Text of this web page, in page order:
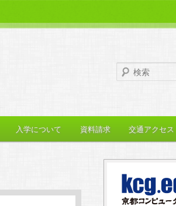
入学について 資料請求 交通アクセス